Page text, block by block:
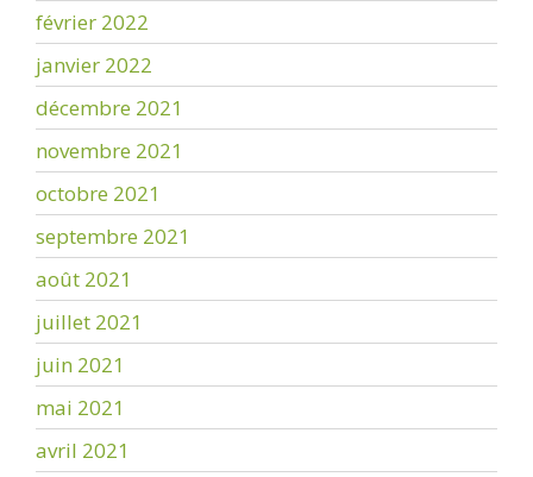
février 2022
janvier 2022
décembre 2021
novembre 2021
octobre 2021
septembre 2021
août 2021
juillet 2021
juin 2021
mai 2021
avril 2021